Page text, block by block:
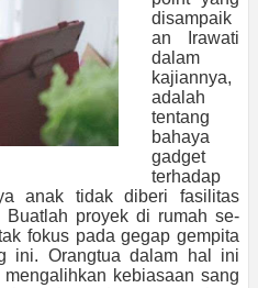
disampaik
an Irawati
dalam
kajiannya,
adalah
tentang
bahaya
gadget
terhadap
anak tidak diberi fasilitas
proyek di rumah se-
fokus pada gegap gempita
ini. Orangtua dalam hal ini
kebiasaan sang